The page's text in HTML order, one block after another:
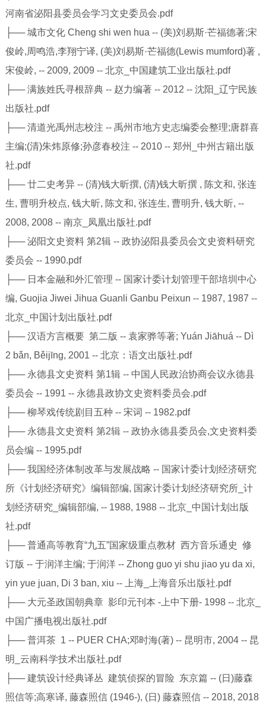
河南省泌阳县委员会学习文史委员会.pdf
├── 城市文化 Cheng shi wen hua -- (美)刘易斯·芒福德著;宋
俊岭,周鸣浩,李翔宁译, (美)刘易斯·芒福德(Lewis mumford)著 ,
宋俊岭, -- 2009, 2009 -- 北京_中国建筑工业出版社.pdf
├── 满族姓氏寻根辞典 -- 赵力编著 -- 2012 -- 沈阳_辽宁民族
出版社.pdf
├── 清道光禹州志校注 -- 禹州市地方史志编委会整理;唐群喜
主编;(清)朱炜原修;孙彦春校注 -- 2010 -- 郑州_中州古籍出版
社.pdf
├── 廿二史考异 -- (清)钱大昕撰, (清)钱大昕撰 , 陈文和, 张连
生, 曹明升校点, 钱大昕, 陈文和, 张连生, 曹明升, 钱大昕, --
2008, 2008 -- 南京_凤凰出版社.pdf
├── 泌阳文史资料 第2辑 -- 政协泌阳县委员会文史资料研究
委员会 -- 1990.pdf
├── 日本金融和外汇管理 -- 国家计委计划管理干部培圳中心
编, Guojia Jiwei Jihua Guanli Ganbu Peixun -- 1987, 1987 --
北京_中国计划出版社.pdf
├── 汉语方言概要 第二版 -- 袁家骅等著; Yuán Jiāhuá -- Dì
2 bǎn, Běijīng, 2001 -- 北京：语文出版社.pdf
├── 永德县文史资料 第1辑 -- 中国人民政治协商会议永德县
委员会 -- 1991 -- 永德县政协文史资料委员会.pdf
├── 柳琴戏传统剧目五种 -- 宋词 -- 1982.pdf
├── 永德县文史资料 第2辑 -- 政协永德县委员会,文史资料委
员会编 -- 1995.pdf
├── 我国经济体制改革与发展战略 -- 国家计委计划经济研究
所《计划经济研究》编辑部编, 国家计委计划经济研究所_计
划经济研究_编辑部编, -- 1988, 1988 -- 北京_中国计划出版
社.pdf
├── 普通高等教育“九五”国家级重点教材 西方音乐通史 修
订版 -- 于润洋主编; 于润洋 -- Zhong guo yi shu jiao yu da xi,
yin yue juan, Di 3 ban, xiu -- 上海_上海音乐出版社.pdf
├── 大元圣政国朝典章 影印元刊本 -上中下册- 1998 -- 北京_
中国广播电视出版社.pdf
├── 普洱茶 1 -- PUER CHA;邓时海(著) -- 昆明市, 2004 -- 昆
明_云南科学技术出版社.pdf
├── 建筑设计经典译丛 建筑侦探的冒险 东京篇 -- (日)藤森
照信等;高寒译, 藤森照信 (1946-), (日) 藤森照信 -- 2018, 2018